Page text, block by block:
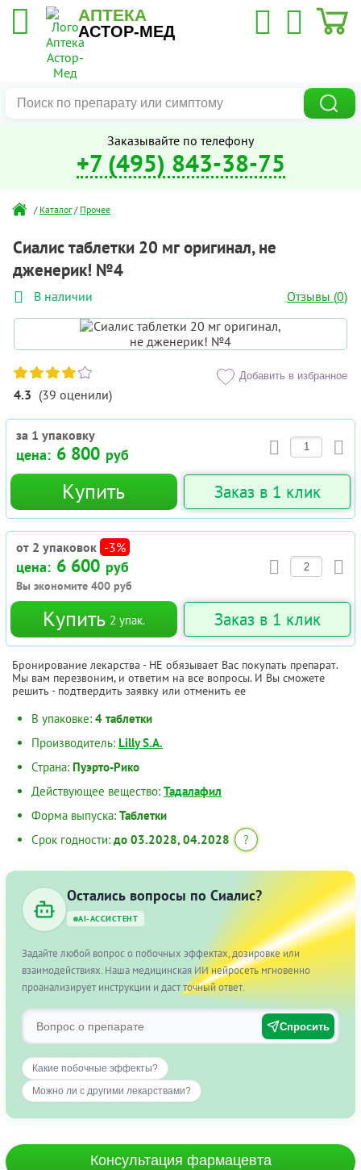
АПТЕКА
АСТОР-МЕД
Заказывайте по телефону
+7 (495) 843-38-75
/ Каталог / Прочее
Сиалис таблетки 20 мг оригинал, не
дженерик! №4
В наличии Отзывы (0)
4.3 (39 оценили)
Добавить в избранное
за 1 упаковку
цена: 6 800 руб
Купить Заказ в 1 клик
от 2 упаковок -3%
цена: 6 600 руб
Вы экономите 400 руб
Купить 2 упак. Заказ в 1 клик
Бронирование лекарства - НЕ обязывает Вас покупать препарат.
Мы вам перезвоним, и ответим на все вопросы. И Вы сможете
решить - подтвердить заявку или отменить ее
В упаковке: 4 таблетки
Производитель: Lilly S.A.
Страна: Пуэрто-Рико
Действующее вещество: Тадалафил
Форма выпуска: Таблетки
Срок годности: до 03.2028, 04.2028 ?
Остались вопросы по Сиалис?
AI-АССИСТЕНТ
Задайте любой вопрос о побочных эффектах, дозировке или
взаимодействиях. Наша медицинская ИИ нейросеть мгновенно
проанализирует инструкции и даст точный ответ.
Спросить
Какие побочные эффекты?
Можно ли с другими лекарствами?
Консультация фармацевта